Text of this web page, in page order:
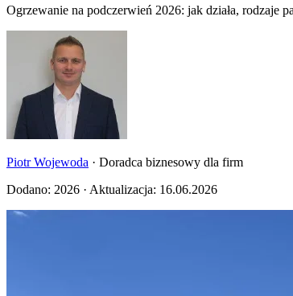
Ogrzewanie na podczerwień 2026: jak działa, rodzaje
Piotr Wojewoda · Doradca biznesowy dla firm
Dodano: 2026 · Aktualizacja: 16.06.2026